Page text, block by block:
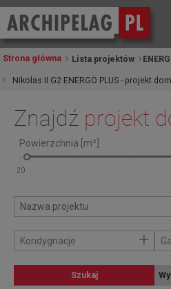
Strona główna Lista projektów
Nikolas II G2 ENERGO PLUS - projekt
Znajdź projekt
Powierzchnia [m²]
Kondygnacje +
Szukaj